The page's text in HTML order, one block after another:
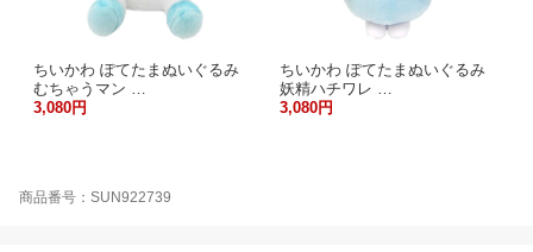
ちいかわ ぽてたまぬいぐるみ
むちゃうマン …
3,080円
ちいかわ ぽてたまぬいぐるみ
妖精ハチワレ …
3,080円
商品番号：SUN922739